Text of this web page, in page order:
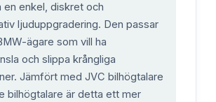
en enkel, diskret och
ljuduppgradering. Den passar
ägare som vill ha
och slippa krångliga
Jämfört med JVC bilhögtalare
bilhögtalare är detta ett mer